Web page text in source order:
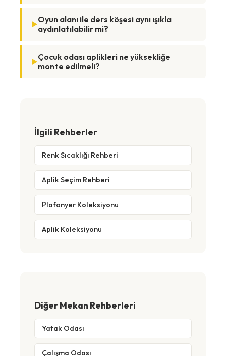
Oyun alanı ile ders köşesi aynı ışıkla
aydınlatılabilir mi?
Çocuk odası aplikleri ne yüksekliğe
monte edilmeli?
İlgili Rehberler
Renk Sıcaklığı Rehberi
Aplik Seçim Rehberi
Plafonyer Koleksiyonu
Aplik Koleksiyonu
Diğer Mekan Rehberleri
Yatak Odası
Çalışma Odası